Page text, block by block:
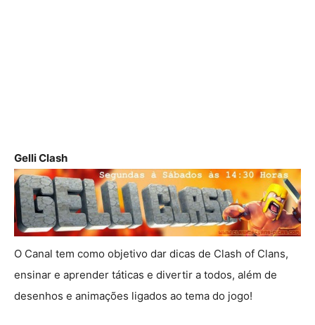
Gelli Clash
O Canal tem como objetivo dar dicas de Clash of Clans,
ensinar e aprender táticas e divertir a todos, além de
desenhos e animações ligados ao tema do jogo!